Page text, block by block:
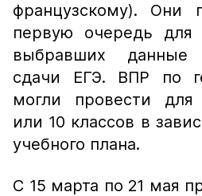
французскому). Они
первую очередь для
выбравших
сдачи ЕГЭ. ВПР по
могли провести для
или 10 классов в
учебного плана.
С 15 марта по 21 мая